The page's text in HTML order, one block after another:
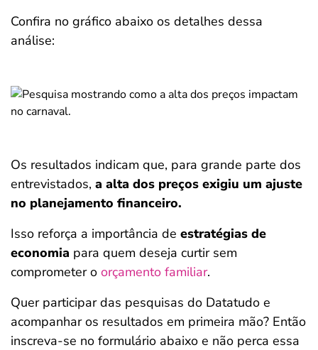
Confira no gráfico abaixo os detalhes dessa
análise:
Os resultados indicam que, para grande parte dos
entrevistados, a alta dos preços exigiu um ajuste
no planejamento financeiro.
Isso reforça a importância de estratégias de
economia para quem deseja curtir sem
comprometer o orçamento familiar.
Quer participar das pesquisas do Datatudo e
acompanhar os resultados em primeira mão? Então
inscreva-se no formulário abaixo e não perca essa